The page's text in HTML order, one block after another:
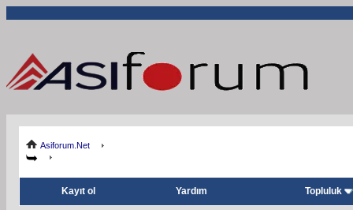
Asiforum.Net
Kayıt ol Yardım Topluluk